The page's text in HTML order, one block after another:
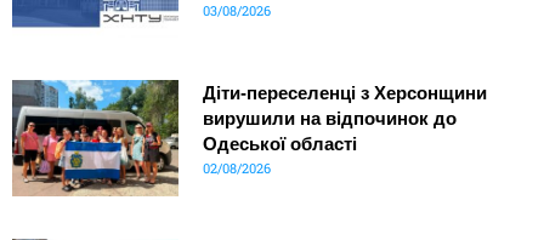
03/08/2026
Діти-переселенці з Херсонщини
вирушили на відпочинок до
Одеської області
02/08/2026